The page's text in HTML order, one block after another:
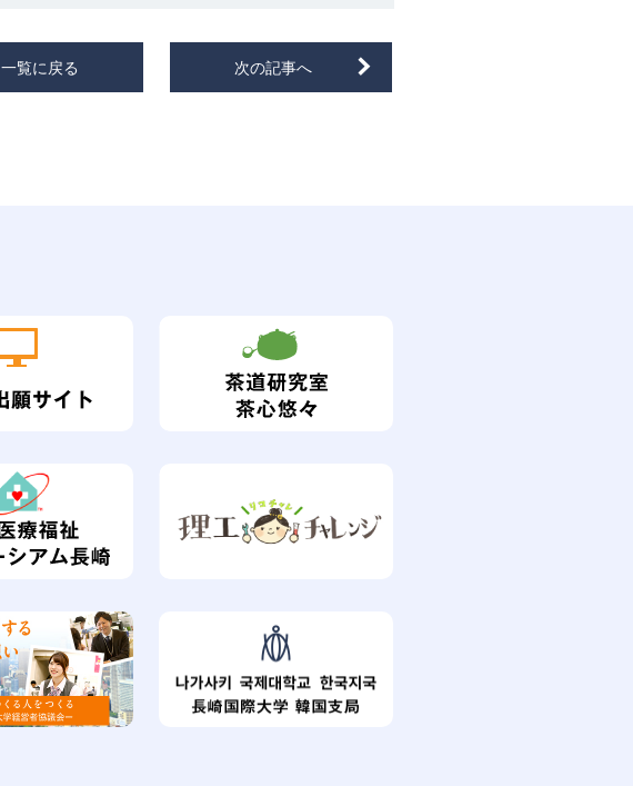
一覧に戻る 次の記事へ